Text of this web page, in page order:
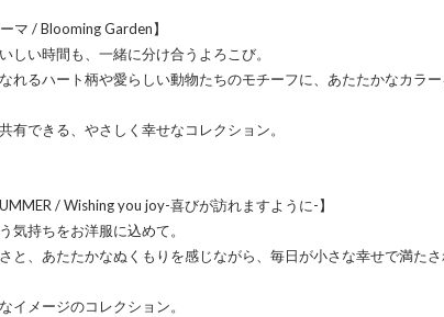
マ / Blooming Garden】
しい時間も、一緒に分け合うよろこび。
れるハート柄や愛らしい動物たちのモチーフに、あたたかなカラ
有できる、やさしく幸せなコレクション。
/ Wishing you joy-喜びが訪れますように-】
気持ちをお洋服に込めて。
と、あたたかなぬくもりを感じながら、毎日が小さな幸せで満たさ
イメージのコレクション。